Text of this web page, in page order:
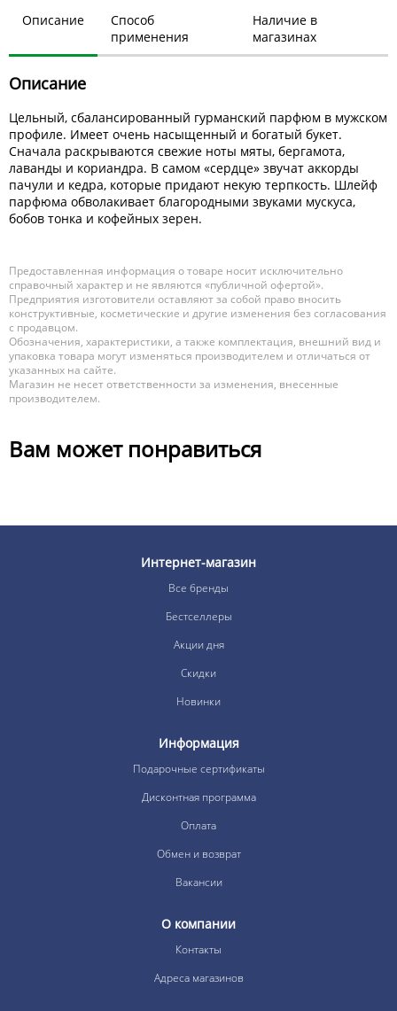
Описание
Способ
применения
Наличие в
магазинах
Описание
Цельный, сбалансированный гурманский парфюм в мужском
профиле. Имеет очень насыщенный и богатый букет.
Сначала раскрываются свежие ноты мяты, бергамота,
лаванды и кориандра. В самом «сердце» звучат аккорды
пачули и кедра, которые придают некую терпкость. Шлейф
парфюма обволакивает благородными звуками мускуса,
бобов тонка и кофейных зерен.
Предоставленная информация о товаре носит исключительно
справочный характер и не являются «публичной офертой».
Предприятия изготовители оставляют за собой право вносить
конструктивные, косметические и другие изменения без согласования
с продавцом.
Обозначения, характеристики, а также комплектация, внешний вид и
упаковка товара могут изменяться производителем и отличаться от
указанных на сайте.
Магазин не несет ответственности за изменения, внесенные
производителем.
Вам может понравиться
Интернет-магазин
Все бренды
Бестселлеры
Акции дня
Скидки
Новинки
Информация
Подарочные сертификаты
Дисконтная программа
Оплата
Обмен и возврат
Вакансии
О компании
Контакты
Адреса магазинов